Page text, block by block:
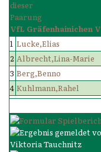
VfL Gräfenhainichen V
1 Lucke,Elias
2 Albrecht,Lina-Marie
3 Berg,Benno
4 Kuhlmann,Rahel